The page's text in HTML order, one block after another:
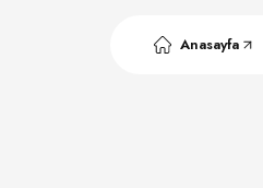
Anasayfa